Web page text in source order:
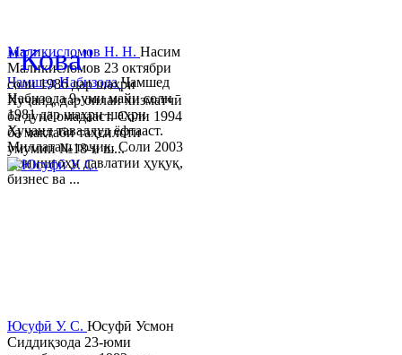
Ҷамшед НабизодаҶамшед
Набизода 9-уми майи соли
1981 дар шаҳри шаҳри
Хуҷанд таваллуд ёфтааст.
Миллаташ тоҷик. Соли 2003
Донишгоҳи давлатии ҳуқуқ,
бизнес ва ...
Маликисломов Н. Н. Насим
Маликисломов 23 октябри
соли 1986 дар шаҳри
Хуҷанд, дар оилаи хизматчӣ
ба дунё омадааст. Соли 1994
ба мактаби таҳсилоти
умумии №18-и ш...
Юсуфӣ У. C. Юсуфӣ Усмон
Сиддиқзода 23-юми
"Кова"